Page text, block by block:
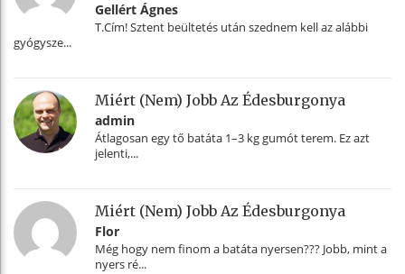
Gellért Ágnes
T.Cím! Sztent beültetés után szednem kell az alábbi
gyógysze...
Miért (nem) Jobb Az Édesburgonya
admin
Átlagosan egy tő batáta 1–3 kg gumót terem. Ez azt
jelenti,...
Miért (nem) Jobb Az Édesburgonya
Flor
Még hogy nem finom a batáta nyersen??? Jobb, mint a
nyers ré...